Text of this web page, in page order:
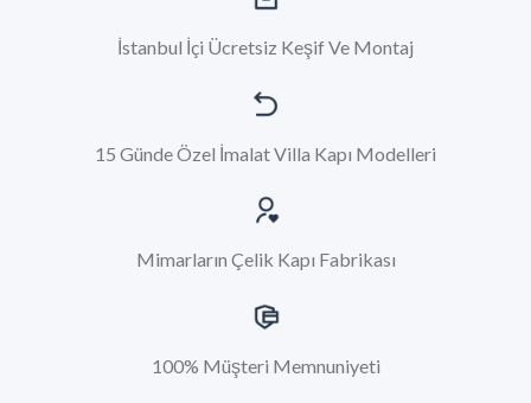
İstanbul İçi Ücretsiz Keşif Ve Montaj
15 Günde Özel İmalat Villa Kapı Modelleri
Mimarların Çelik Kapı Fabrikası
100% Müşteri Memnuniyeti